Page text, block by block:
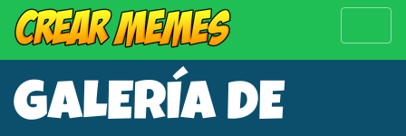
GALERÍA DE